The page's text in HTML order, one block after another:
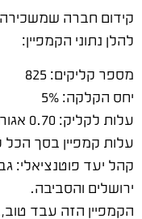
קידום חברה שמשכירה
להלן נתוני הקמפיין:
מספר קליקים: 825
יחס הקלקה: 5%
עלות לקליק: 0.70 אגורות
עלות קמפיין בסך הכל
ירושלים והסביבה.
הקמפיין הזה עבד טוב,